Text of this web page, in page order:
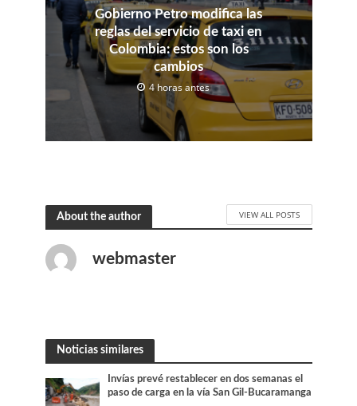
Gobierno Petro modifica las
reglas del servicio de taxi en
Colombia: estos son los
cambios
4 horas antes
About the author VIEW ALL POSTS
webmaster
Noticias similares
Invías prevé restablecer en dos semanas el
paso de carga en la vía San Gil-Bucaramanga